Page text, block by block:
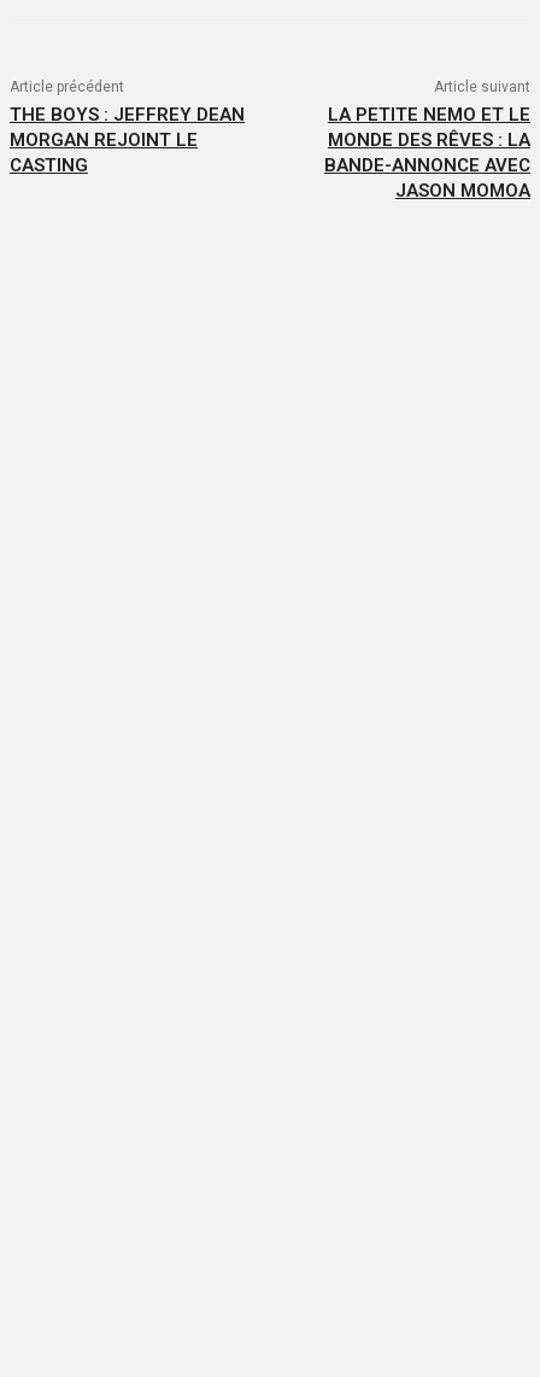
Article précédent
THE BOYS : JEFFREY DEAN
MORGAN REJOINT LE
CASTING
Article suivant
LA PETITE NEMO ET LE
MONDE DES RÊVES : LA
BANDE-ANNONCE AVEC
JASON MOMOA